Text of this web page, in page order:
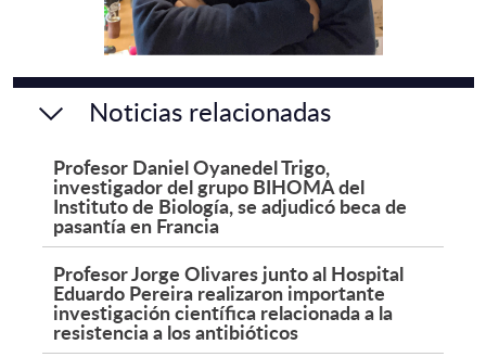
Noticias relacionadas
Profesor Daniel Oyanedel Trigo,
investigador del grupo BIHOMA del
Instituto de Biología, se adjudicó beca de
pasantía en Francia
Profesor Jorge Olivares junto al Hospital
Eduardo Pereira realizaron importante
investigación científica relacionada a la
resistencia a los antibióticos